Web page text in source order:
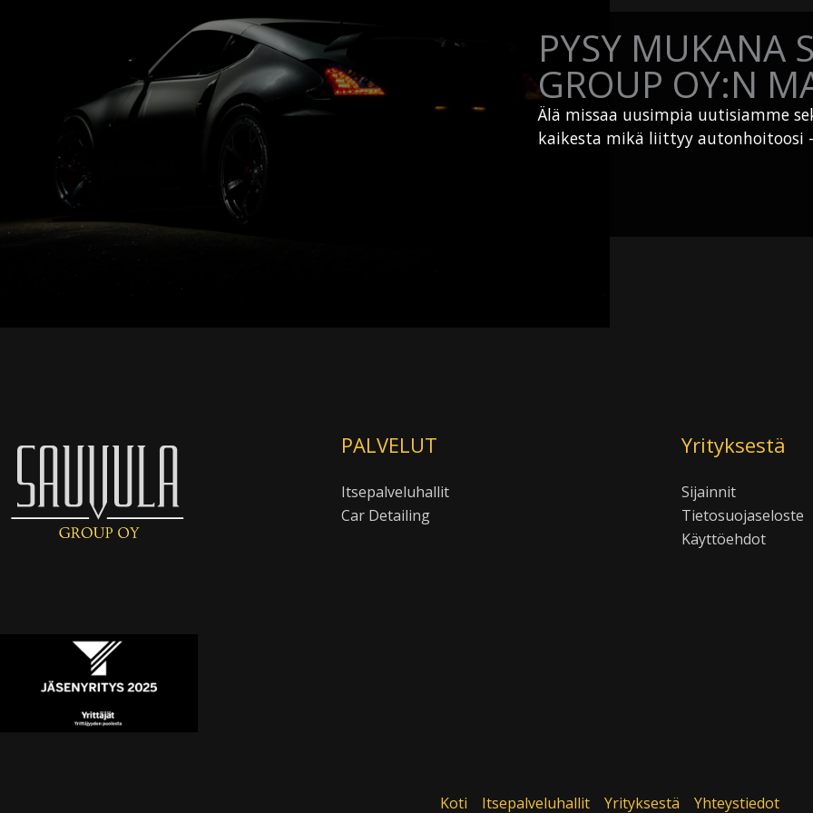
PYSY MUKANA
GROUP OY:N
Älä missaa uusimpia uutisiamme
kaikesta mikä liittyy autonhoitoosi
PALVELUT
Itsepalveluhallit
Car Detailing
Yrityksestä
Sijainnit
Tietosuojaseloste
Käyttöehdot
Koti Itsepalveluhallit Yrityksestä Yhteystiedot